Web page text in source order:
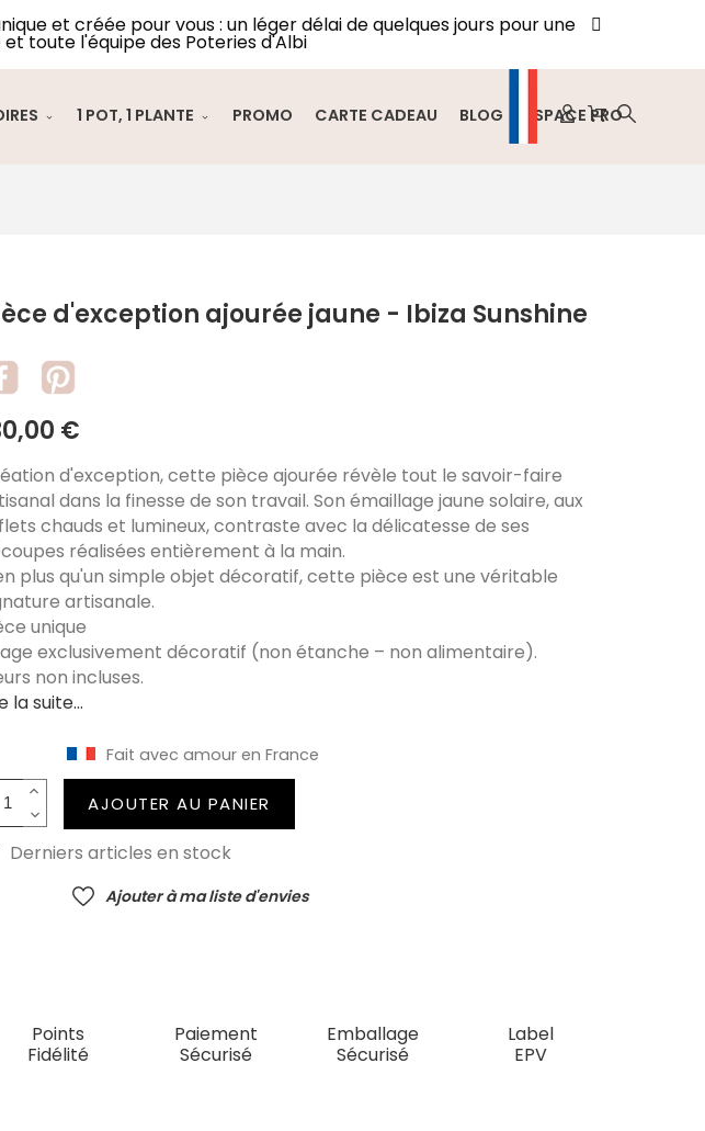
et créée pour vous : un léger délai de quelques jours pour une
toute l'équipe des Poteries d'Albi
1 POT, 1 PLANTE PROMO CARTE CADEAU BLOG ESPACE PRO
d'exception ajourée jaune - Ibiza Sunshine
€
d'exception, cette pièce ajourée révèle tout le savoir-faire
dans la finesse de son travail. Son émaillage jaune solaire, aux
chauds et lumineux, contraste avec la délicatesse de ses
réalisées entièrement à la main.
plus qu'un simple objet décoratif, cette pièce est une véritable
artisanale.
unique
exclusivement décoratif (non étanche – non alimentaire).
non incluses.
la suite...
Fait avec amour en France
AJOUTER AU PANIER
Derniers articles en stock
Ajouter à ma liste d'envies
Points
Fidélité
Paiement
Sécurisé
Emballage
Sécurisé
Label
EPV